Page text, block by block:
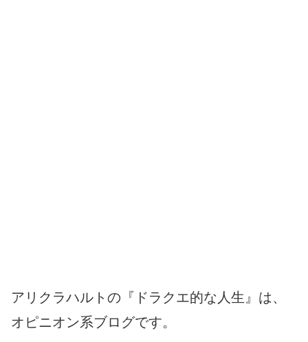
アリクラハルトの『ドラクエ的な人生』は、
オピニオン系ブログです。